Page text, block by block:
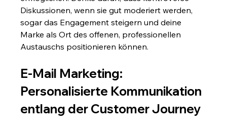
Diskussionen, wenn sie gut moderiert werden,
sogar das Engagement steigern und deine
Marke als Ort des offenen, professionellen
Austauschs positionieren können.
E-Mail Marketing:
Personalisierte Kommunikation
entlang der Customer Journey